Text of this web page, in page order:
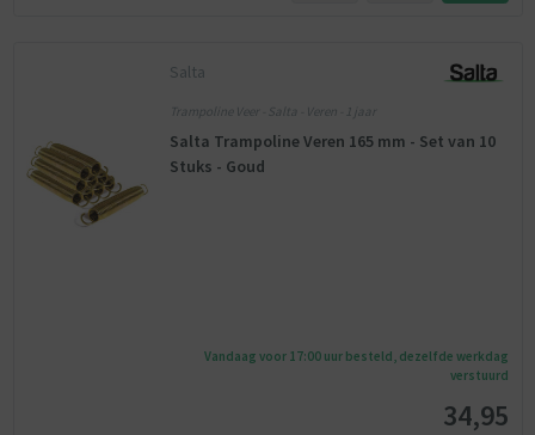
Salta
Trampoline Veer - Salta - Veren - 1 jaar
Salta Trampoline Veren 165 mm - Set van 10
Stuks - Goud
Vandaag voor 17:00 uur besteld, dezelfde werkdag
verstuurd
34,95